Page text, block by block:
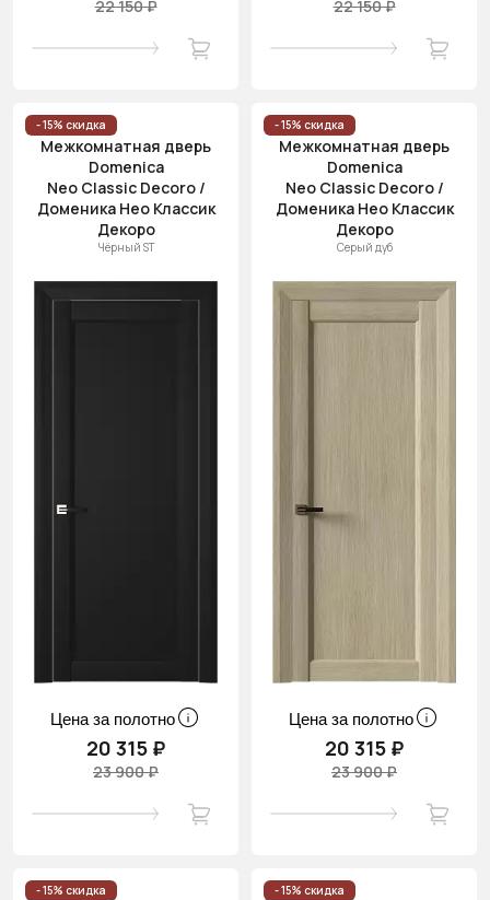
22 150 ₽ 22 150 ₽
- 15% скидка
Межкомнатная дверь
Domenica
Neo Classic Decoro /
Доменика Нео Классик
Декоро
Чёрный ST
Цена за полотно
20 315 ₽
23 900 ₽
- 15% скидка
Межкомнатная дверь
Domenica
Neo Classic Decoro /
Доменика Нео Классик
Декоро
Серый дуб
Цена за полотно
20 315 ₽
23 900 ₽
- 15% скидка - 15% скидка